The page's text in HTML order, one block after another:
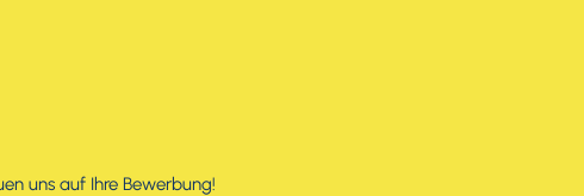
uns auf Ihre Bewerbung!